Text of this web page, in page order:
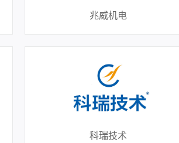
兆威机电
科瑞技术